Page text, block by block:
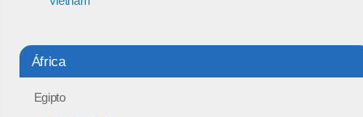
África
Egipto